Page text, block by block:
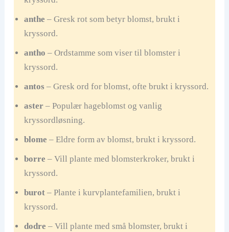
anthe – Gresk rot som betyr blomst, brukt i
kryssord.
antho – Ordstamme som viser til blomster i
kryssord.
antos – Gresk ord for blomst, ofte brukt i kryssord.
aster– Populær hageblomst og vanlig
kryssordløsning.
blome – Eldre form av blomst, brukt i kryssord.
borre – Vill plante med blomsterkroker, brukt i
kryssord.
burot– Plante i kurvplantefamilien, brukt i
kryssord.
dodre – Vill plante med små blomster, brukt i